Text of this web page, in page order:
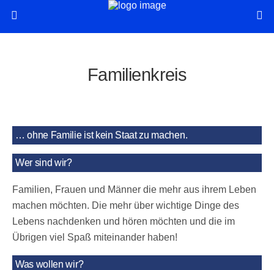
Familienkreis
… ohne Familie ist kein Staat zu machen.
Wer sind wir?
Familien, Frauen und Männer die mehr aus ihrem Leben
machen möchten. Die mehr über wichtige Dinge des
Lebens nachdenken und hören möchten und die im
Übrigen viel Spaß miteinander haben!
Was wollen wir?